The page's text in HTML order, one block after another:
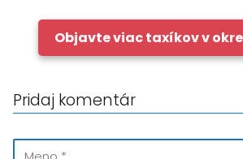
Objavte viac taxíkov v
Pridaj komentár